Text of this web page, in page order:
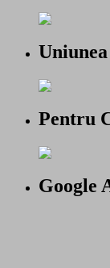
Pentru
Google